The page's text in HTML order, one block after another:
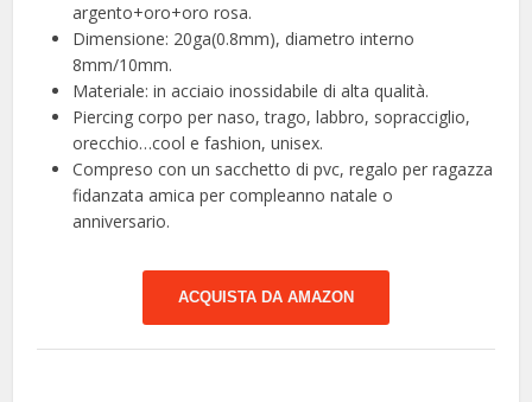
argento+oro+oro rosa.
Dimensione: 20ga(0.8mm), diametro interno
8mm/10mm.
Materiale: in acciaio inossidabile di alta qualità.
Piercing corpo per naso, trago, labbro, sopracciglio,
orecchio…cool e fashion, unisex.
Compreso con un sacchetto di pvc, regalo per ragazza
fidanzata amica per compleanno natale o
anniversario.
ACQUISTA DA AMAZON